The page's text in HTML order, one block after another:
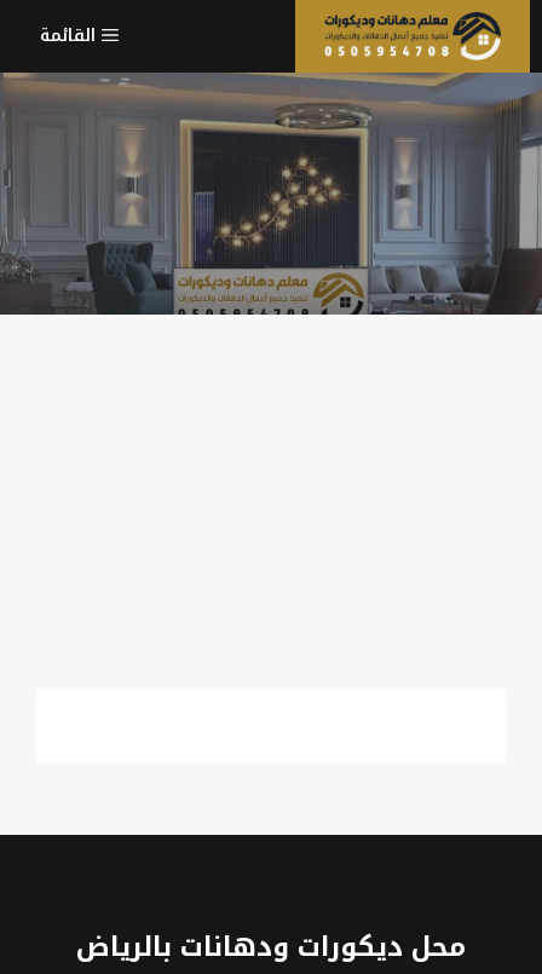
المحتوى
القائمة
محل ديكورات ودهانات بالرياض